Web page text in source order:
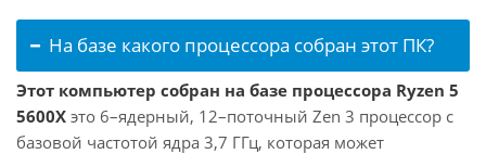
На базе какого процессора собран этот ПК?
Этот компьютер собран на базе процессора Ryzen 5
5600X это 6–ядерный, 12–поточный Zen 3 процессор с
базовой частотой ядра 3,7 ГГц, которая может